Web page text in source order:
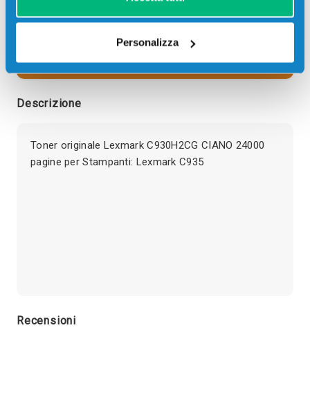
Personalizza
giorni ore min sec
Più acquisti, più risparmi:Visita la pagina prodotto per
visualizzare l'offerta
Descrizione
Toner originale Lexmark C930H2CG CIANO 24000
pagine per Stampanti: Lexmark C935
Recensioni